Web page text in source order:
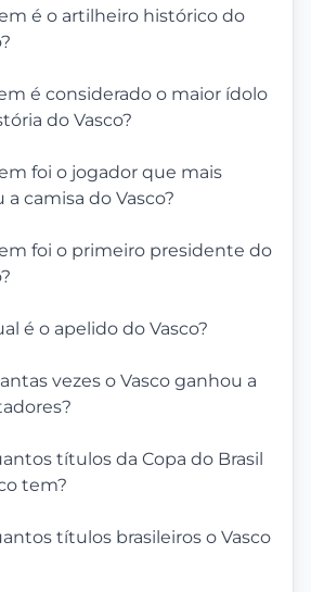
é o artilheiro histórico do
é considerado o maior ídolo
do Vasco?
foi o jogador que mais
a camisa do Vasco?
foi o primeiro presidente do
é o apelido do Vasco?
vezes o Vasco ganhou a
títulos da Copa do Brasil
tem?
títulos brasileiros o Vasco